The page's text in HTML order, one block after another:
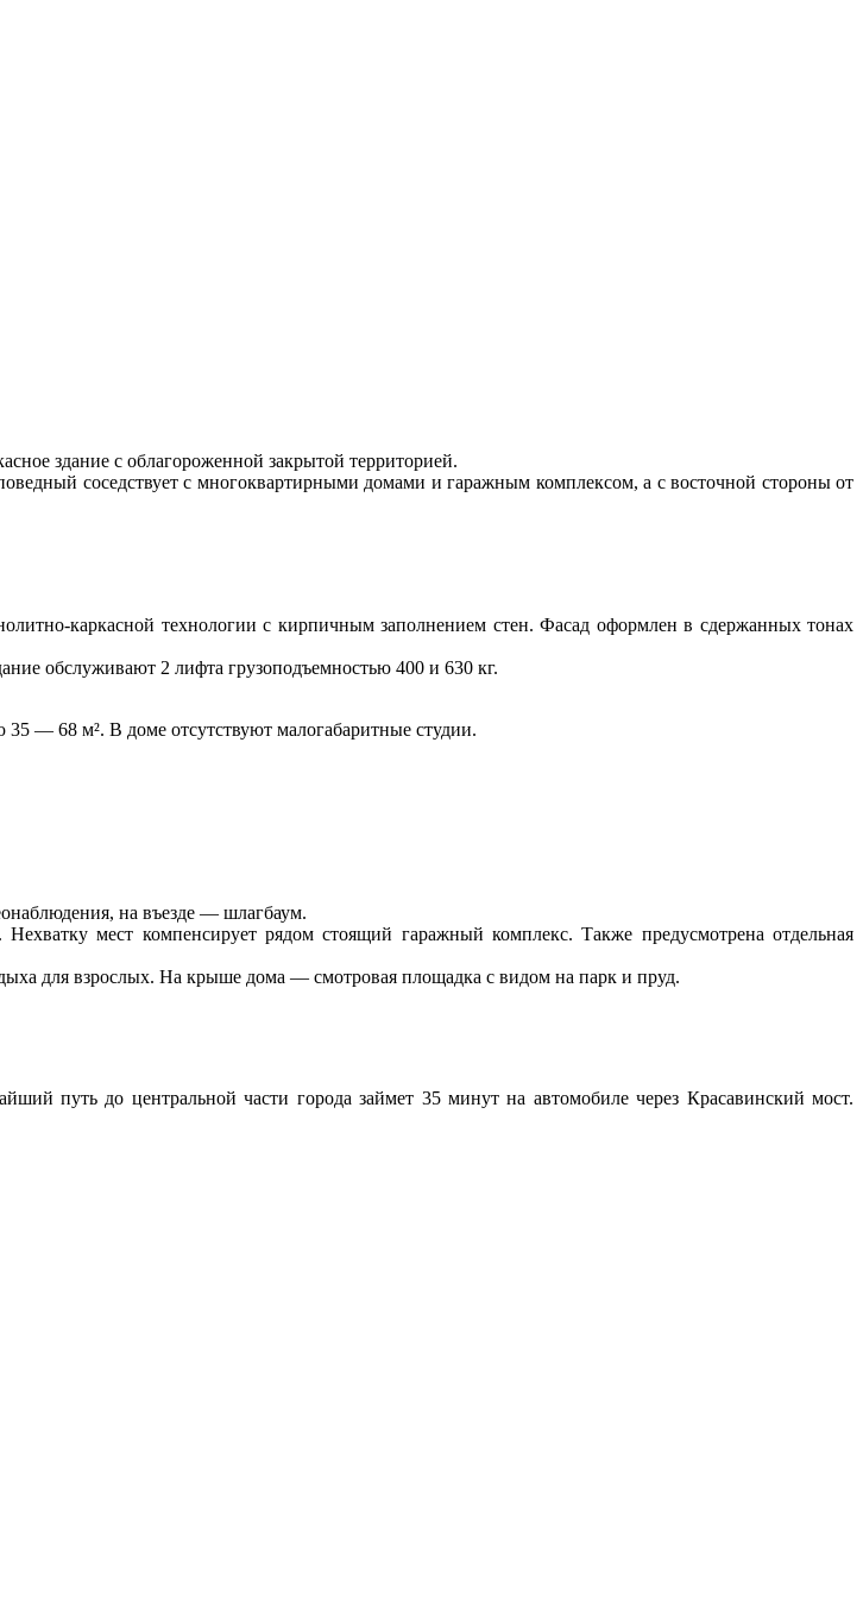
здание с облагороженной закрытой территорией.
соседствует с многоквартирными домами и гаражным комплексом, а с восточной стороны от
каркасной технологии с кирпичным заполнением стен. Фасад оформлен в сдержанных тонах
обслуживают 2 лифта грузоподъемностью 400 и 630 кг.
— 68 м². В доме отсутствуют малогабаритные студии.
на въезде — шлагбаум.
мест компенсирует рядом стоящий гаражный комплекс. Также предусмотрена отдельная
для взрослых. На крыше дома — смотровая площадка с видом на парк и пруд.
путь до центральной части города займет 35 минут на автомобиле через Красавинский мост.